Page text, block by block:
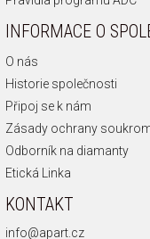
INFORMACE O
O nás
Historie společnosti
Připoj se k nám
Zásady ochrany
Odborník na diamanty
Etická Linka
KONTAKT
info@apart.cz